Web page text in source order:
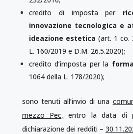
credito di imposta per
innovazione tecnologica e
ideazione estetica (art. 1 co.
L. 160/2019 e D.M. 26.5.2020);
credito d’imposta per la
1064 della L. 178/2020);
sono tenuti all’invio di una
mezzo Pec, entro la data di
dichiarazione dei redditi –